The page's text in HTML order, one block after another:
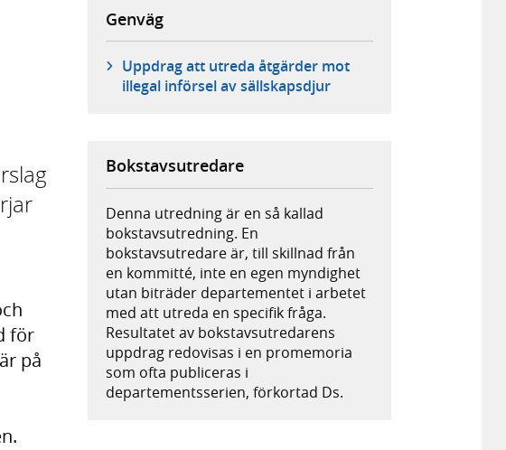
för
på
Genväg
Uppdrag att utreda åtgärder mot
illegal införsel av sällskapsdjur
Bokstavsutredare
Denna utredning är en så kallad
bokstavsutredning. En
bokstavsutredare är, till skillnad från
en kommitté, inte en egen myndighet
utan biträder departementet i arbetet
med att utreda en specifik fråga.
Resultatet av bokstavsutredarens
uppdrag redovisas i en promemoria
som ofta publiceras i
departementsserien, förkortad Ds.